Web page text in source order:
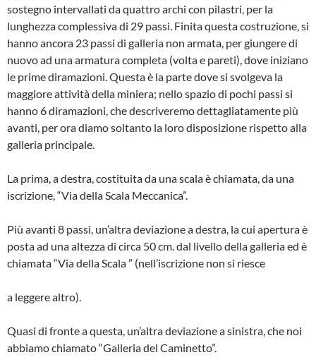
sostegno intervallati da quattro archi con pilastri, per la
lunghezza com­plessiva di 29 passi. Finita questa co­struzione, si
hanno ancora 23 passi di galleria non armata, per giungere di
nuovo ad una armatura completa (volta e pareti), dove iniziano
le prime diramazioni. Questa è la parte dove si svolgeva la
maggiore attività della mi­niera; nello spazio di pochi passi si
hanno 6 diramazioni, che descriveremo dettagliatamente più
avanti, per ora dia­mo soltanto la loro disposizione rispetto alla
galleria principale.
La prima, a destra, costituita da una scala è chiamata, da una
iscrizione, “Via della Scala Meccanica”.
Più avanti 8 passi, un’altra deviazio­ne a destra, la cui apertura è
posta ad una altezza di circa 50 cm. dal livello della galleria ed è
chiamata “Via della Scala ” (nell’iscrizione non si riesce
a leggere altro).
Quasi di fronte a questa, un’altra de­viazione a sinistra, che noi
abbiamo chiamato “Galleria del Caminetto”.